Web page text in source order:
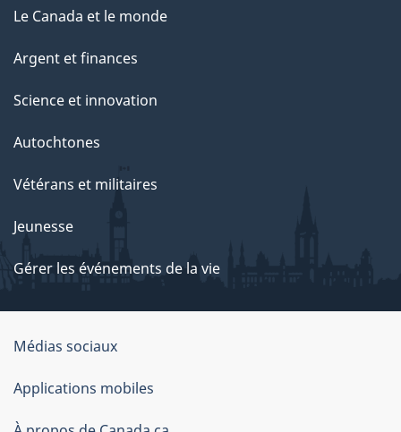
Le Canada et le monde
Argent et finances
Science et innovation
Autochtones
Vétérans et militaires
Jeunesse
Gérer les événements de la vie
Organisation
du
gouvernement
Médias sociaux
Applications mobiles